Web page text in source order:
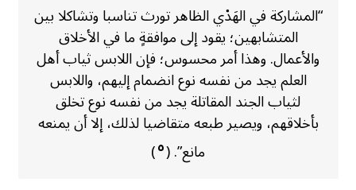
“المشاركة في الهَدْي الظاهر تورث تناسبا وتشاكلا بين
المتشابهين؛ يقود إلى موافقةٍ ما في الأخلاق
والأعمال. وهذا أمر محسوس؛ فإن اللابس ثياب أهل
العلم يجد من نفسه نوع انضمام إليهم، واللابس
لثياب الجند المقاتلة يجد من نفسه نوع تخلق
بأخلاقهم، ويصير طبعه متقاضيا لذلك، إلا أن يمنعه
مانع”. (٥)